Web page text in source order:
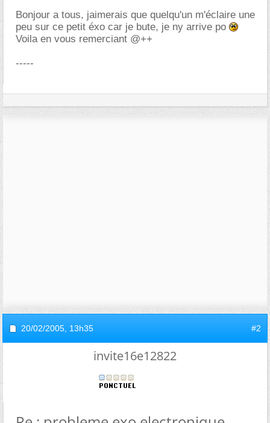
Bonjour a tous, jaimerais que quelqu'un m'éclaire une
peu sur ce petit éxo car je bute, je ny arrive po
Voila en vous remerciant @++
-----
20/02/2005, 13h35 #2
invite16e12822